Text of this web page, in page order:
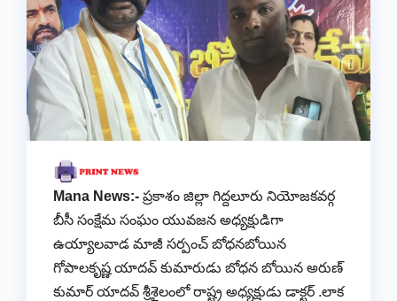
Mana News:- ప్రకాశం జిల్లా గిద్దలూరు నియోజకవర్గ
బీసీ సంక్షేమ సంఘం యువజన అధ్యక్షుడిగా
ఉయ్యాలవాడ మాజీ సర్పంచ్ బోధనబోయిన
గోపాలకృష్ణ యాదవ్ కుమారుడు బోధన బోయిన అరుణ్
కుమార్ యాదవ్ శ్రీశైలంలో రాష్ట్ర అధ్యక్షుడు డాక్టర్ .లాక